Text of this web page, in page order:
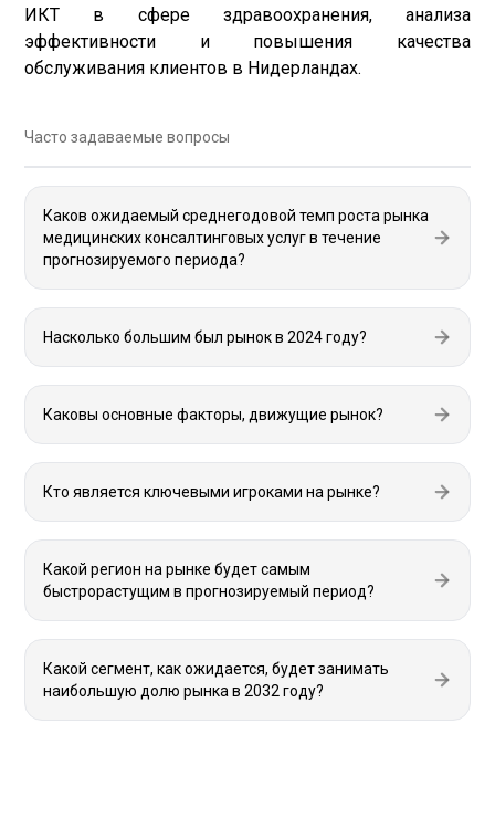
ИКТ в сфере здравоохранения, анализа
эффективности и повышения качества
обслуживания клиентов в Нидерландах.
Часто задаваемые вопросы
Каков ожидаемый среднегодовой темп роста рынка
медицинских консалтинговых услуг в течение
прогнозируемого периода?
Насколько большим был рынок в 2024 году?
Каковы основные факторы, движущие рынок?
Кто является ключевыми игроками на рынке?
Какой регион на рынке будет самым
быстрорастущим в прогнозируемый период?
Какой сегмент, как ожидается, будет занимать
наибольшую долю рынка в 2032 году?